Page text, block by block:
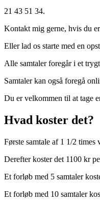
21 43 51 34.
Kontakt mig gerne, hvis du
Eller lad os starte med en
Alle samtaler foregår i et
Samtaler kan også foregå
Du er velkommen til at tage
Hvad koster det?
Første samtale af 1 1/2 times
Derefter koster det 1100 kr
Et forløb med 5 samtaler
Et forløb med 10 samtaler